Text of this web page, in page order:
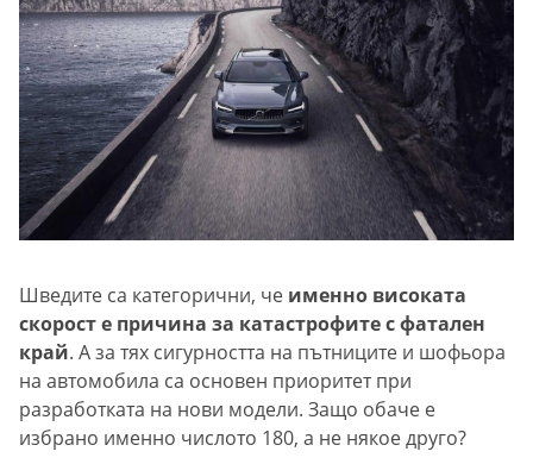
Шведите са категорични, че именно високата
скорост е причина за катастрофите с фатален
край. А за тях сигурността на пътниците и шофьора
на автомобила са основен приоритет при
разработката на нови модели. Защо обаче е
избрано именно числото 180, а не някое друго?